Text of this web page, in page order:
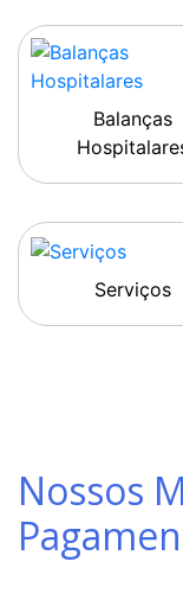
Balanças
Serviços
Nossos